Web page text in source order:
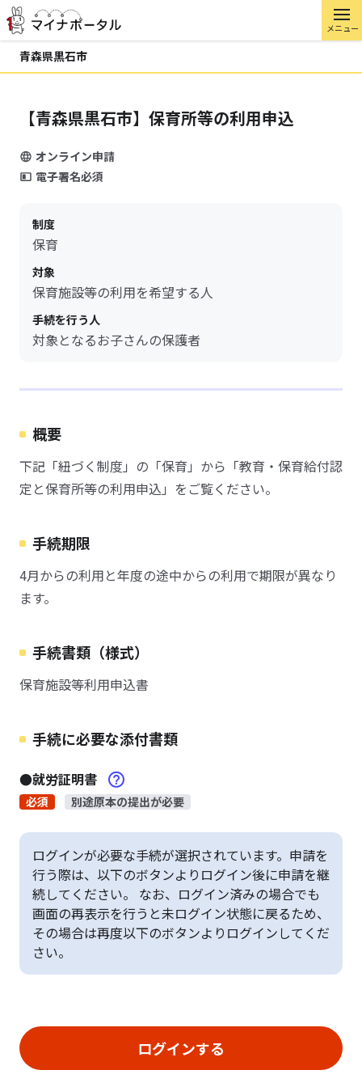
メニュー
青森県黒石市
【青森県黒石市】保育所等の利用申込
オンライン申請
電子署名必須
制度
保育
対象
保育施設等の利用を希望する人
手続を行う人
対象となるお子さんの保護者
概要
下記「紐づく制度」の「保育」から「教育・保育給付認
定と保育所等の利用申込」をご覧ください。
手続期限
4月からの利用と年度の途中からの利用で期限が異なり
ます。
手続書類（様式）
保育施設等利用申込書
手続に必要な添付書類
●就労証明書
必須 別途原本の提出が必要
ログインが必要な手続が選択されています。申請を
行う際は、以下のボタンよりログイン後に申請を継
続してください。 なお、ログイン済みの場合でも
画面の再表示を行うと未ログイン状態に戻るため、
その場合は再度以下のボタンよりログインしてくだ
さい。